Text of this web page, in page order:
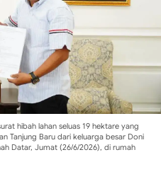
hibah lahan seluas 19 hektare yang
Tanjung Baru dari keluarga besar Doni
Datar, Jumat (26/6/2026), di rumah